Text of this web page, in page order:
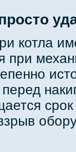
котла
при